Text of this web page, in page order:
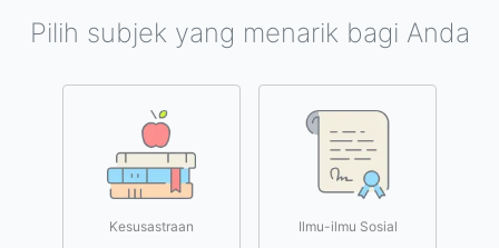
Pilih subjek yang menarik bagi Anda
Kesusastraan Ilmu-ilmu Sosial